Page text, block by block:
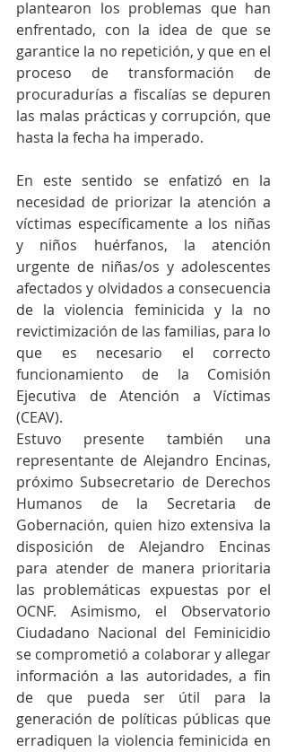
plantearon los problemas que han
enfrentado, con la idea de que se
garantice la no repetición, y que en el
proceso de transformación de
procuradurías a fiscalías se depuren
las malas prácticas y corrupción, que
hasta la fecha ha imperado.
En este sentido se enfatizó en la
necesidad de priorizar la atención a
víctimas específicamente a los niñas
y niños huérfanos, la atención
urgente de niñas/os y adolescentes
afectados y olvidados a consecuencia
de la violencia feminicida y la no
revictimización de las familias, para lo
que es necesario el correcto
funcionamiento de la Comisión
Ejecutiva de Atención a Víctimas
(CEAV).
Estuvo presente también una
representante de Alejandro Encinas,
próximo Subsecretario de Derechos
Humanos de la Secretaria de
Gobernación, quien hizo extensiva la
disposición de Alejandro Encinas
para atender de manera prioritaria
las problemáticas expuestas por el
OCNF. Asimismo, el Observatorio
Ciudadano Nacional del Feminicidio
se comprometió a colaborar y allegar
información a las autoridades, a fin
de que pueda ser útil para la
generación de políticas públicas que
erradiquen la violencia feminicida en